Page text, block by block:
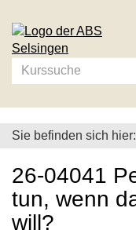
Sie befinden sich hier:
26-04041
tun, wenn
will?